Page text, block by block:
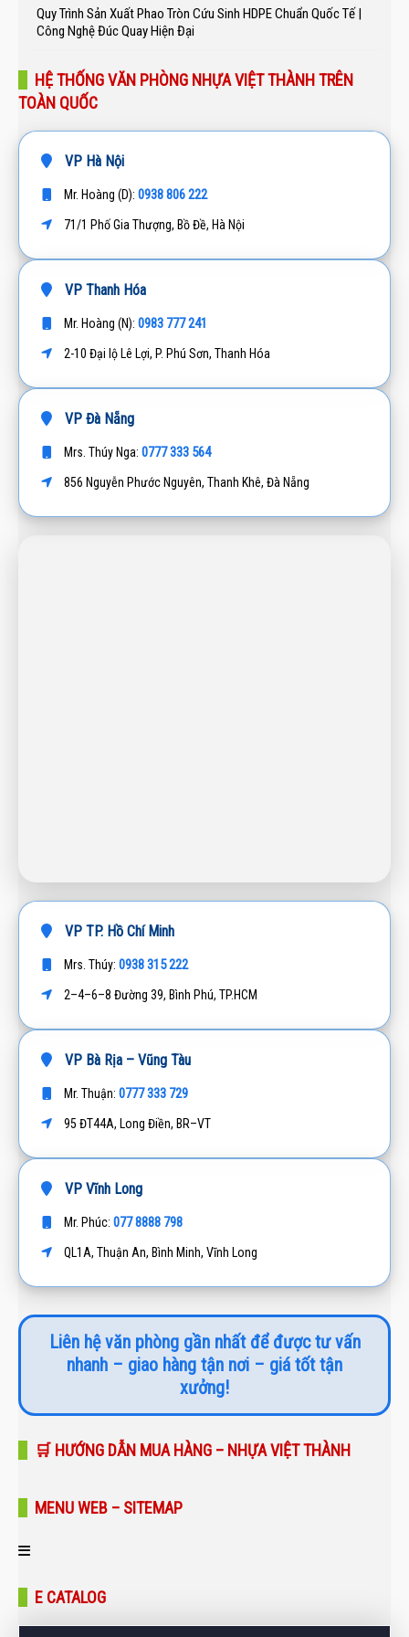
Quy Trình Sản Xuất Phao Tròn Cứu Sinh HDPE Chuẩn Quốc Tế |
Công Nghệ Đúc Quay Hiện Đại
HỆ THỐNG VĂN PHÒNG NHỰA VIỆT THÀNH TRÊN
TOÀN QUỐC
VP Hà Nội
Mr. Hoàng (D): 0938 806 222
71/1 Phố Gia Thượng, Bồ Đề, Hà Nội
VP Thanh Hóa
Mr. Hoàng (N): 0983 777 241
2-10 Đại lộ Lê Lợi, P. Phú Sơn, Thanh Hóa
VP Đà Nẵng
Mrs. Thúy Nga: 0777 333 564
856 Nguyễn Phước Nguyên, Thanh Khê, Đà Nẵng
VP TP. Hồ Chí Minh
Mrs. Thúy: 0938 315 222
2–4–6–8 Đường 39, Bình Phú, TP.HCM
VP Bà Rịa – Vũng Tàu
Mr. Thuận: 0777 333 729
95 ĐT44A, Long Điền, BR–VT
VP Vĩnh Long
Mr. Phúc: 077 8888 798
QL1A, Thuận An, Bình Minh, Vĩnh Long
Liên hệ văn phòng gần nhất để được tư vấn
nhanh – giao hàng tận nơi – giá tốt tận
xưởng!
🛒 HƯỚNG DẪN MUA HÀNG – NHỰA VIỆT THÀNH
MENU WEB – SITEMAP
Trang chủ
E CATALOG